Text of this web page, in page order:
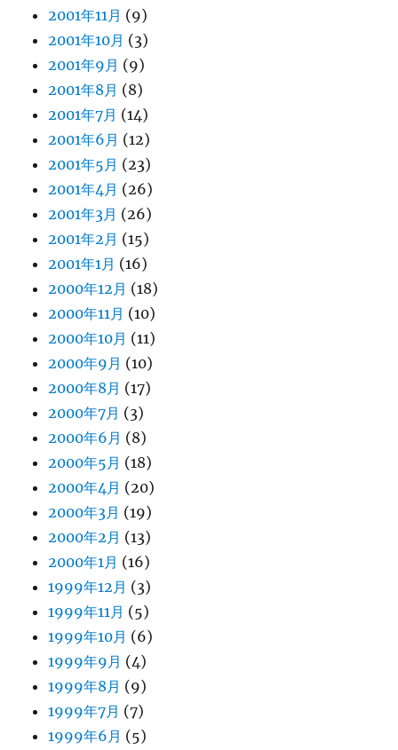
2001年11月 (9)
2001年10月 (3)
2001年9月 (9)
2001年8月 (8)
2001年7月 (14)
2001年6月 (12)
2001年5月 (23)
2001年4月 (26)
2001年3月 (26)
2001年2月 (15)
2001年1月 (16)
2000年12月 (18)
2000年11月 (10)
2000年10月 (11)
2000年9月 (10)
2000年8月 (17)
2000年7月 (3)
2000年6月 (8)
2000年5月 (18)
2000年4月 (20)
2000年3月 (19)
2000年2月 (13)
2000年1月 (16)
1999年12月 (3)
1999年11月 (5)
1999年10月 (6)
1999年9月 (4)
1999年8月 (9)
1999年7月 (7)
1999年6月 (5)